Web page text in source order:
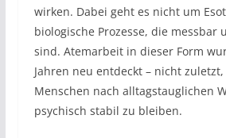
wirken. Dabei geht es nicht um
biologische Prozesse, die messbar
sind. Atemarbeit in dieser Form
Jahren neu entdeckt – nicht
Menschen nach alltagstauglichen
psychisch stabil zu bleiben.